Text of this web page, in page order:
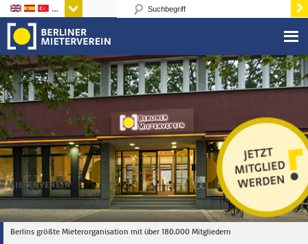
Sprachen
Berlins größte Mieterorganisation mit über 180.000 Mitgliedern